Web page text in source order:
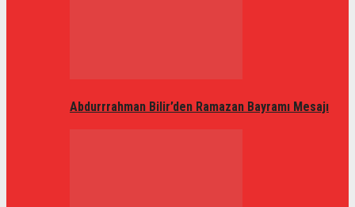
Abdurrrahman Bilir’den Ramazan Bayramı Mesajı